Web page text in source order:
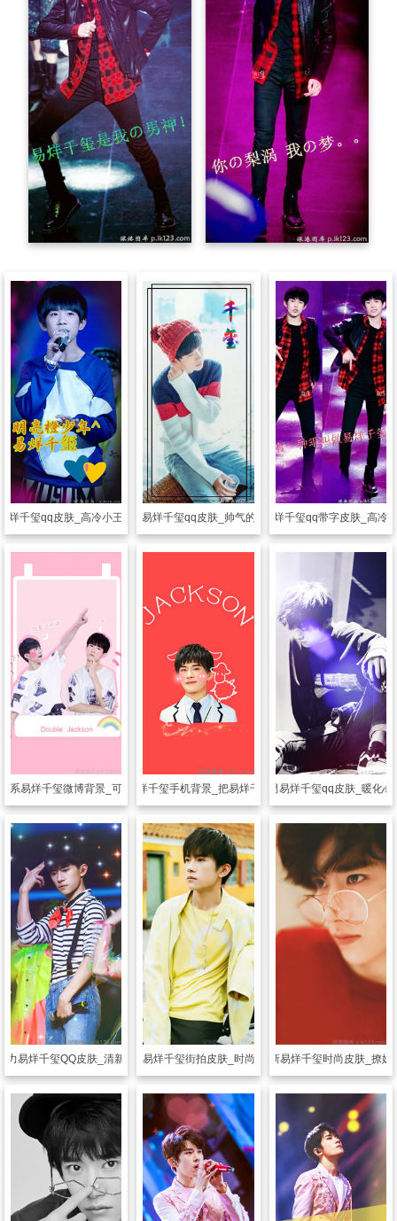
烊千玺qq皮肤_高冷小王子易烊千玺
透明皮肤 易烊千玺qq皮肤_帅气的高冷少年
透明皮肤 易烊千玺qq带字皮肤_高冷
系易烊千玺微博背景_可爱帅气的少年
透明皮肤呆萌易烊千玺手机背景_把易烊千玺锁在手机桌面
透明皮肤 暖男易烊千玺qq皮肤_暖化
力易烊千玺QQ皮肤_清新帅气的千玺
透明皮肤最新易烊千玺街拍皮肤_时尚街拍易烊千玺
透明皮肤 最新易烊千玺时尚皮肤_撩妹